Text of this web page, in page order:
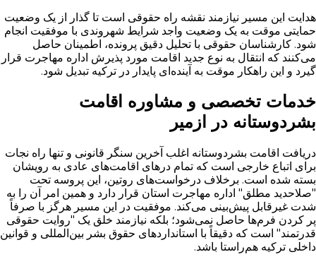
هدایت این مسیر نیازمند نقشه راه حقوقی است تا گذار از یک وضعیت
حمایتی موقت به یک وضعیت واجد شرایط شهروندی با موفقیت انجام
شود. کارشناسان حقوقی با تحلیل دقیق پرونده، اطمینان حاصل
می‌کنند که انتقال به نوع جدید اقامت مورد پذیرش اداره مهاجرت قرار
گیرد و این راهکار موقت به آینده‌ای پایدار در ترکیه تبدیل شود.
خدمات تخصصی و مشاوره اقامت
بشردوستانه در ازمیر
دریافت اقامت بشردوستانه اغلب آخرین سنگر قانونی و تنها راه نجات
برای اتباع خارجی است که تمام درهای اقامت‌های عادی به رویشان
بسته شده است. برخلاف درخواست‌های روتین، این پروسه تحت
"صلاحدید مطلق" اداره مهاجرت استان قرار دارد و همین امر آن را به
شدت غیرقابل پیش‌بینی می‌کند. موفقیت در این مسیر هرگز با صرفاً
پر کردن فرم‌ها حاصل نمی‌شود؛ بلکه نیازمند خلق یک "روایت حقوقی
قدرتمند" است که دقیقاً با استانداردهای حقوق بشر بین‌المللی و قوانین
داخلی ترکیه هم‌راستا باشد.